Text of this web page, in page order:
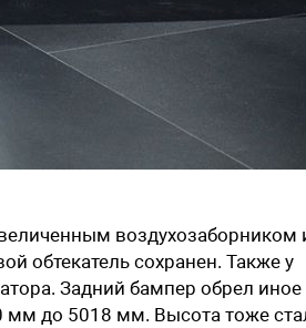
воздухозаборником
обтекатель сохранен. Также у
Задний бампер обрел иное
мм до 5018 мм. Высота тоже